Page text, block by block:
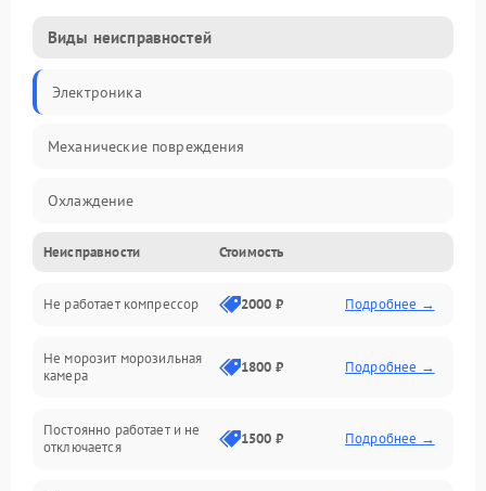
Виды неисправностей
Электроника
Механические повреждения
Охлаждение
Механика
Электропитание
Дренаж
Неисправности Стоимость
Не работает компрессор 2000 ₽ Подробнее →
Не морозит морозильная
камера
1800 ₽ Подробнее →
Постоянно работает и не
отключается
1500 ₽ Подробнее →